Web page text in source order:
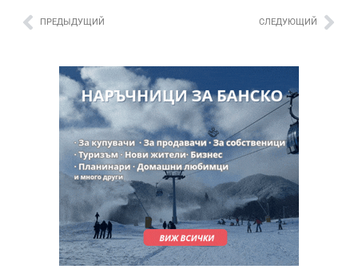
ПРЕДЫДУЩИЙ СЛЕДУЮЩИЙ